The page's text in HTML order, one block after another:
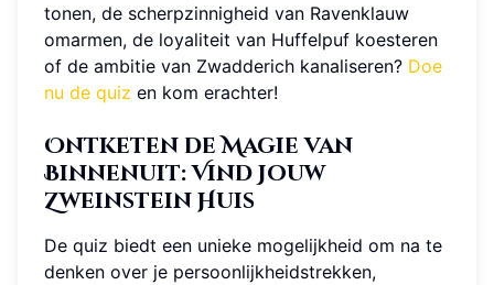
tonen, de scherpzinnigheid van Ravenklauw
omarmen, de loyaliteit van Huffelpuf koesteren
of de ambitie van Zwadderich kanaliseren? Doe
nu de quiz en kom erachter!
Ontketen de Magie van
Binnenuit: Vind Jouw
Zweinstein Huis
De quiz biedt een unieke mogelijkheid om na te
denken over je persoonlijkheidstrekken,